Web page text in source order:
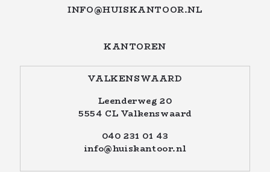
INFO@HUISKANTOOR.NL
KANTOREN
VALKENSWAARD
Leenderweg 20
5554 CL Valkenswaard
040 231 01 43
info@huiskantoor.nl